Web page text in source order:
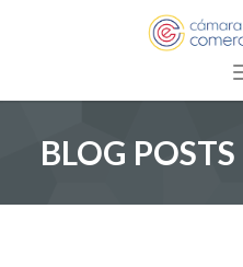
BLOG POSTS